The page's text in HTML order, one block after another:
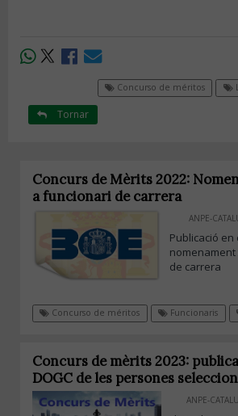
Concurso de méritos
Tornar
Concurs de Mèrits 2022:
a funcionari de carrera
ANPE-
Publicació en
de carrera
Concurso de méritos Funcionaris
Concurs de mèrits 2023:
DOGC de les persones
ANPE-